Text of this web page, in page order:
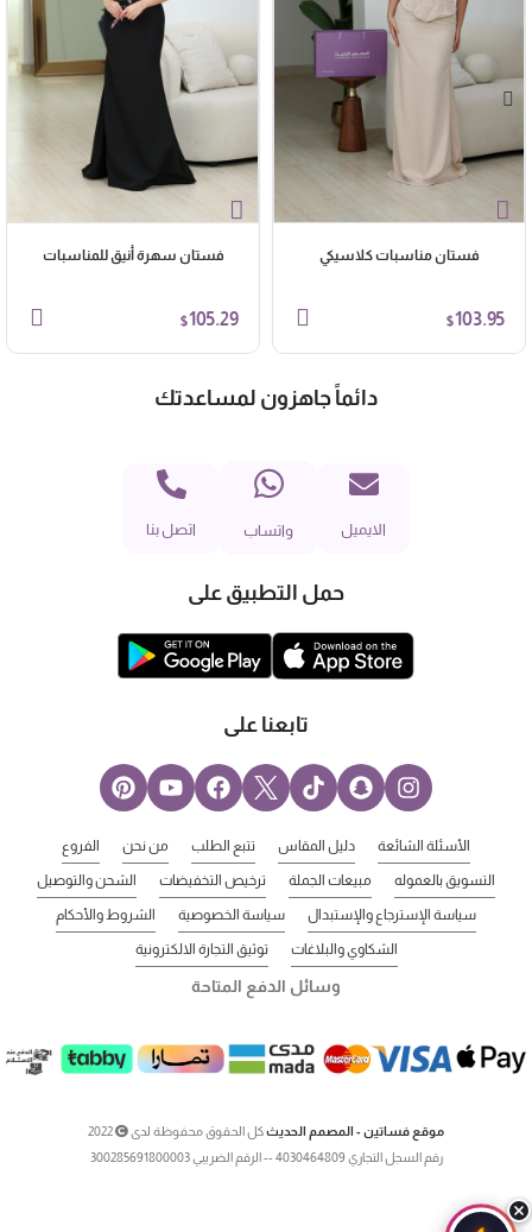
فستان مناسبات كلاسيكي
$103.95
فستان سهرة أنيق للمناسبات
$105.29
دائماً جاهزون لمساعدتك
الايميل واتساب اتصل بنا
حمل التطبيق على
تابعنا على
الأسئلة الشائعة دليل المقاس تتبع الطلب من نحن الفروع
التسويق بالعموله مبيعات الجملة ترخيص التخفيضات الشحن والتوصيل
سياسة الإسترجاع والإستبدال سياسة الخصوصية الشروط والأحكام
الشكاوي والبلاغات توثيق التجارة الالكترونية
وسائل الدفع المتاحة
موقع فساتين - المصمم الحديثكل الحقوق محفوظة لدى
2022
رقم السجل التجاري 4030464809 -- الرقم الضريبي 300285691800003